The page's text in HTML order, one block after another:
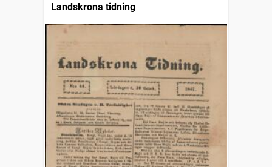
Landskrona tidning